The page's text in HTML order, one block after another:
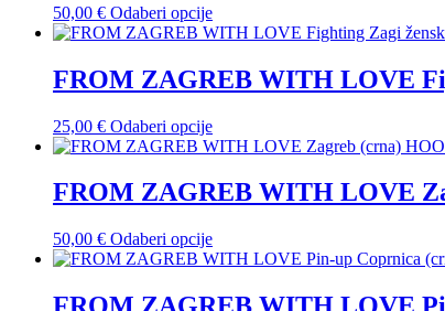
se
mogu
na
stranici
50,00 € Odaberi opcijeOvaj
proizvod
više
varijanti.
se
mogu
na
stranici
FROM ZAGREB WITH LOVE
25,00 € Odaberi opcijeOvaj
proizvod
više
varijanti.
se
mogu
na
FROM ZAGREB WITH LOVE
50,00 € Odaberi opcijeOvaj
proizvod
više